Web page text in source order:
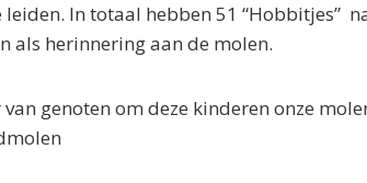
leiden. In totaal hebben 51 “Hobbitjes”
als herinnering aan de molen.
genoten om deze kinderen onze